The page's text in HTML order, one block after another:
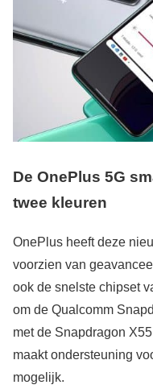
De OnePlus 5G
twee kleuren
OnePlus heeft deze
voorzien van
ook de snelste chipset
om de Qualcomm
met de Snapdragon
maakt ondersteuning
mogelijk.